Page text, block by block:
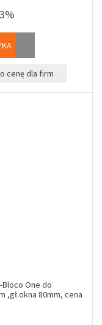
cenę dla firm
Bloco One do
,gł.okna 80mm, cena